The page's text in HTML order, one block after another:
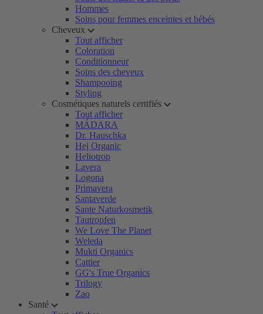
Hommes
Soins pour femmes enceintes et bébés
Cheveux
Tout afficher
Coloration
Conditionneur
Soins des cheveux
Shampooing
Styling
Cosmétiques naturels certifiés
Tout afficher
MÁDARA
Dr. Hauschka
Hej Organic
Heliotrop
Lavera
Logona
Primavera
Santaverde
Sante Naturkosmetik
Tautropfen
We Love The Planet
Weleda
Mukti Organics
Cattier
GG's True Organics
Trilogy
Zao
Santé